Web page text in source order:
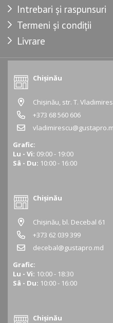
Intrebari și raspunsuri
Termeni și condiții
Livrare
Chișinău
Chișinău, str. T.
+373 68 560 606
Grafic:
Lu - Vi: 09:00 - 19:00
Sâ - Du: 10:00 - 16:00
Chișinău
Chișinău, bl. Decebal 61
+373 62 039 399
decebal@gustapro.md
Grafic:
Lu - Vi: 10:00 - 18:30
Sâ - Du: 10:00 - 16:00
Chișinău